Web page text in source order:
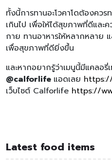
ทั้งนี้การทานอะโวคาโดต้องคว
เกินไป เพื่อให้ได้สุขภาพที่ดีและ
กาย ทานอาหารให้หลากหลาย
เพื่อสุขภาพที่ดียิ่งขึ้น
และหากอยากรู้ว่าเมนูนี้มีแคลอรี่
@calforlife แอดเลย
เว็บไซต์ Calforlife https://
Latest food items